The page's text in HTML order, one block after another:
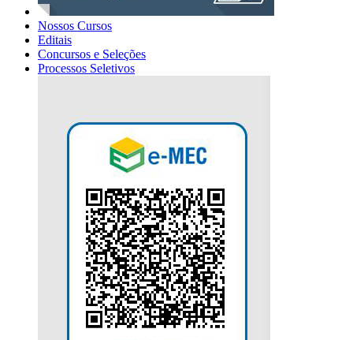
Nossos Cursos
Editais
Concursos e Seleções
Processos Seletivos